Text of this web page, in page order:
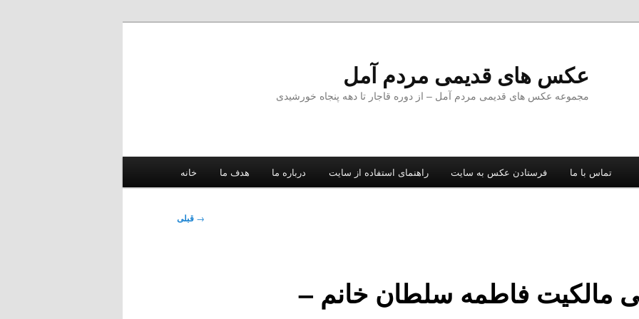
عکس های قدیمی مردم آمل
مجموعه عکس های قدیمی مردم آمل – از دوره قاجار تا دهه پنجاه خورشیدی
خانه هدف ما درباره ما راهنمای استفاده از سایت فرستادن عکس به سایت تماس با ما
→ قبلی
مالکیت فاطمه سلطان خانم –